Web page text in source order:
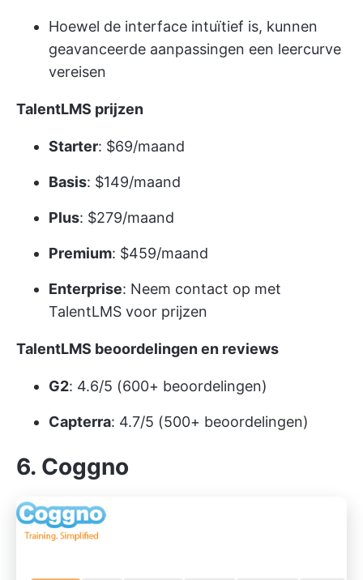
Hoewel de interface intuïtief is, kunnen
geavanceerde aanpassingen een leercurve
vereisen
TalentLMS prijzen
Starter: $69/maand
Basis: $149/maand
Plus: $279/maand
Premium: $459/maand
Enterprise: Neem contact op met
TalentLMS voor prijzen
TalentLMS beoordelingen en reviews
G2: 4.6/5 (600+ beoordelingen)
Capterra: 4.7/5 (500+ beoordelingen)
6. Coggno